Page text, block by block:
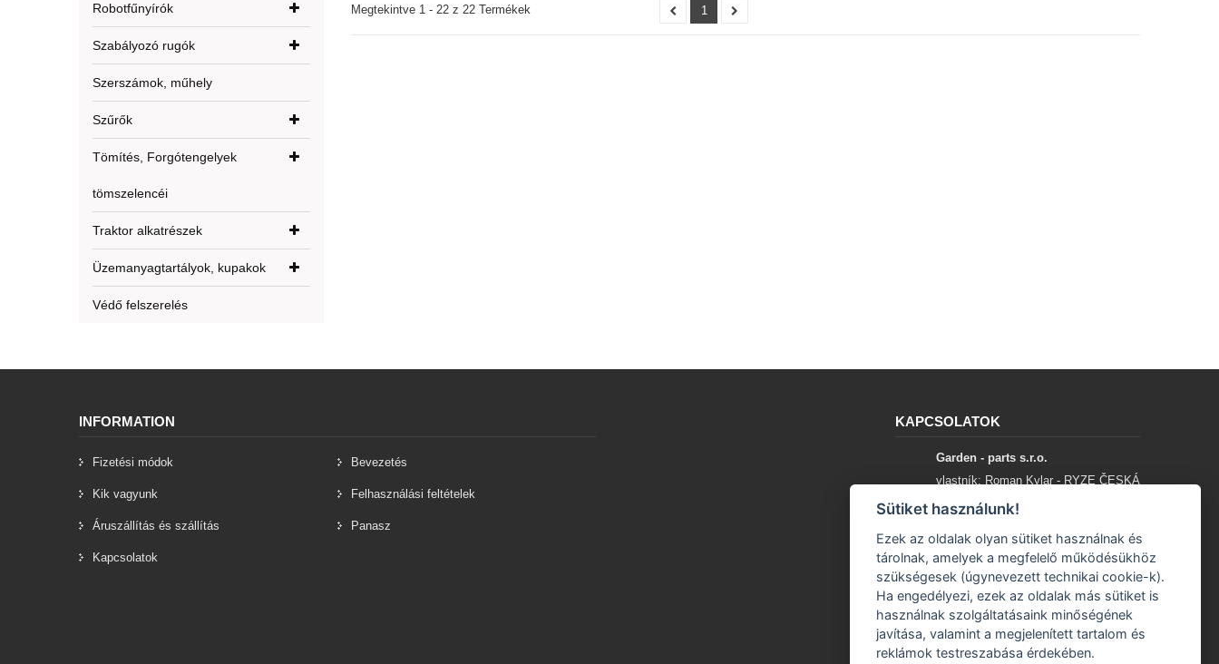
Robotfűnyírók
Szabályozó rugók
Szerszámok, műhely
Szűrők
Tömítés, Forgótengelyek
tömszelencéi
Traktor alkatrészek
Üzemanyagtartályok, kupakok
Védő felszerelés
1
Megtekintve 1 - 22 z 22 Termékek
INFORMATION
Fizetési módok Bevezetés
Kik vagyunk Felhasználási feltételek
Áruszállítás és szállítás Panasz
Kapcsolatok
KAPCSOLATOK
Garden - parts s.r.o.
vlastník: Roman Kylar - RYZE ČESKÁ
SPOLEČNOST
56935 Mladějov na Moravě
+420 777 96 96 03
info@garden-parts.cz
Sütiket használunk!
Ezek az oldalak olyan sütiket használnak és
tárolnak, amelyek a megfelelő működésükhöz
szükségesek (úgynevezett technikai cookie-k).
Ha engedélyezi, ezek az oldalak más sütiket is
használnak szolgáltatásaink minőségének
javítása, valamint a megjelenített tartalom és
reklámok testreszabása érdekében.